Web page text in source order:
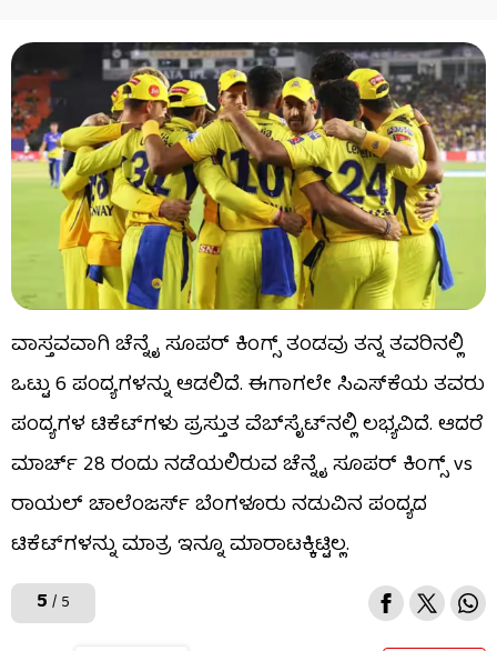
ವಾಸ್ತವವಾಗಿ ಚೆನ್ನೈ ಸೂಪರ್ ಕಿಂಗ್ಸ್ ತಂಡವು ತನ್ನ ತವರಿನಲ್ಲಿ
ಒಟ್ಟು 6 ಪಂದ್ಯಗಳನ್ನು ಆಡಲಿದೆ. ಈಗಾಗಲೇ ಸಿಎಸ್​ಕೆಯ ತವರು
ಪಂದ್ಯಗಳ ಟಿಕೆಟ್‌ಗಳು ಪ್ರಸ್ತುತ ವೆಬ್‌ಸೈಟ್‌ನಲ್ಲಿ ಲಭ್ಯವಿದೆ. ಆದರೆ
ಮಾರ್ಚ್ 28 ರಂದು ನಡೆಯಲಿರುವ ಚೆನ್ನೈ ಸೂಪರ್ ಕಿಂಗ್ಸ್ vs
ರಾಯಲ್ ಚಾಲೆಂಜರ್ಸ್ ಬೆಂಗಳೂರು ನಡುವಿನ ಪಂದ್ಯದ
ಟಿಕೆಟ್‌ಗಳನ್ನು ಮಾತ್ರ ಇನ್ನೂ ಮಾರಾಟಕ್ಕಿಟ್ಟಿಲ್ಲ.
5 / 5